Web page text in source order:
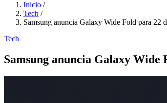
Inicio /
Tech /
Samsung anuncia Galaxy Wide Fold para 22
Tech
Samsung anuncia Galaxy Wide